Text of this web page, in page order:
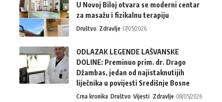
U Novoj Biloj otvara se moderni centar
za masažu i fizikalnu terapiju
Društvo Zdravlje 17/05/2026
ODLAZAK LEGENDE LAŠVANSKE
DOLINE: Preminuo prim. dr. Drago
Džambas, jedan od najistaknutijih
liječnika u povijesti Središnje Bosne
Crna kronika Društvo Vijesti Zdravlje 08/05/2026